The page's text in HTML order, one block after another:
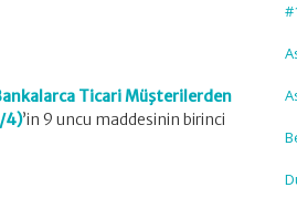
Ticari Müşterilerden
4)’in 9 uncu maddesinin birinci